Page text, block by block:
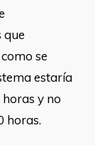
que
se
estaría
y no
horas.